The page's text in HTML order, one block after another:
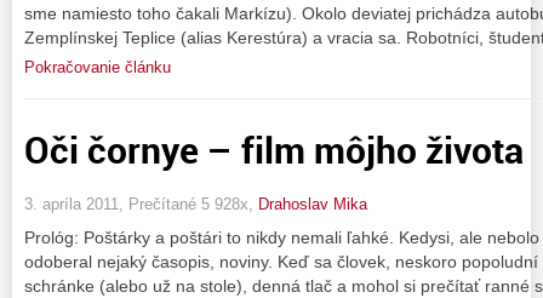
sme namiesto toho čakali Markízu). Okolo deviatej prichádza
Zemplínskej Teplice (alias Kerestúra) a vracia sa. Robotníci,
Pokračovanie článku
Oči čornye – film môjho života
3. apríla 2011, Prečítané 5 928x, Drahoslav Mika
Prológ: Poštárky a poštári to nikdy nemali ľahké. Kedysi, ale
odoberal nejaký časopis, noviny. Keď sa človek, neskoro
schránke (alebo už na stole), denná tlač a mohol si prečítať ranné